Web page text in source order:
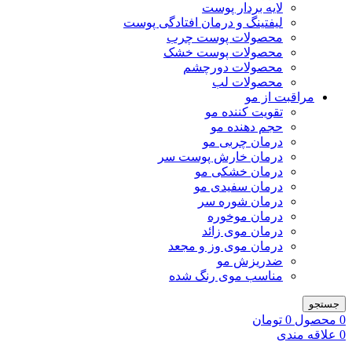
لایه بردار پوست
لیفتینگ و درمان افتادگی پوست
محصولات پوست چرب
محصولات پوست خشک
محصولات دورچشم
محصولات لب
مراقبت از مو
تقویت کننده مو
حجم دهنده مو
درمان چربی مو
درمان خارش پوست سر
درمان خشکی مو
درمان سفیدی مو
درمان شوره سر
درمان موخوره
درمان موی زائد
درمان موی وز و مجعد
ضدریزش مو
مناسب موی رنگ شده
جستجو
0 محصول 0 تومان
0 علاقه مندی